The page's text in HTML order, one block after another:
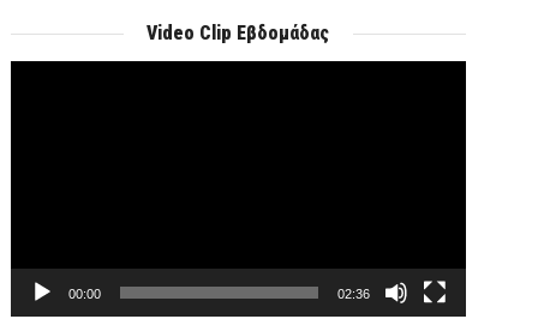
Video Clip Εβδομάδας
00:00 02:36